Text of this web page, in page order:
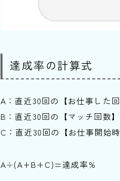
達成率の計算式
A：直近30回の【お仕事した回
B：直近30回の【マッチ回数】
C：直近30回の【お仕事開始
A÷(A+B+C)=達成率%